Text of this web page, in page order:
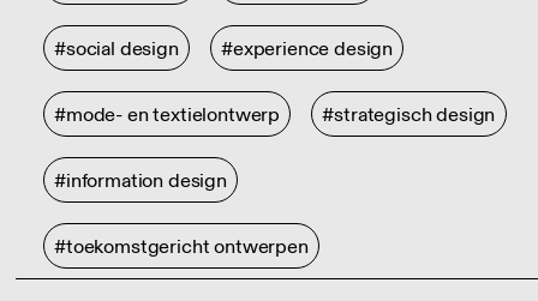
#social design #experience design
#mode- en textielontwerp #strategisch design
#information design
#toekomstgericht ontwerpen